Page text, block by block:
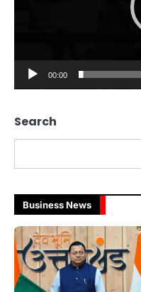
00:00
Search
Business News